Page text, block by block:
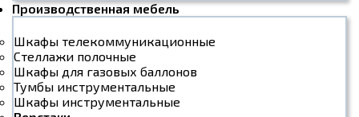
Производственная мебель
Шкафы телекоммуникационные
Стеллажи полочные
Шкафы для газовых баллонов
Тумбы инструментальные
Шкафы инструментальные